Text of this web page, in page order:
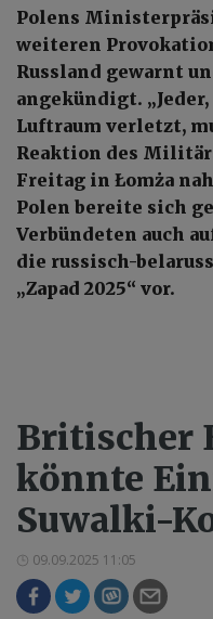
Polens
weiteren
Russland gewarnt
angekündigt.
Luftraum verletzt,
Reaktion des
Freitag in Łomża
Polen bereite sich
Verbündeten auch
die russisch-
„Zapad 2025“ vor.
Britischer
könnte
Suwalki-
09.09.2025 11:05